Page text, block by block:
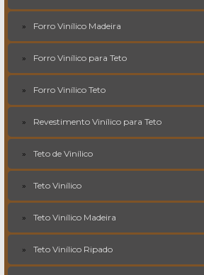
Forro Vinílico Madeira
Forro Vinílico para Teto
Forro Vinílico Teto
Revestimento Vinílico para Teto
Teto de Vinílico
Teto Vinílico
Teto Vinílico Madeira
Teto Vinílico Ripado